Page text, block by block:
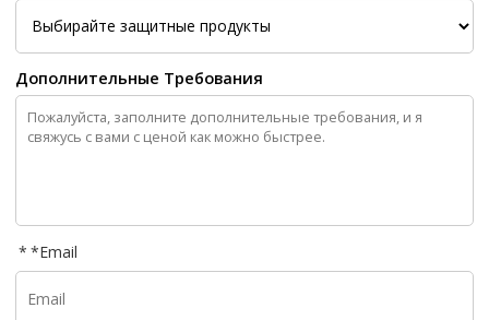
Дополнительные Требования
*Email